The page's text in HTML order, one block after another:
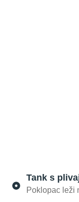
Tank s
Poklopac leži